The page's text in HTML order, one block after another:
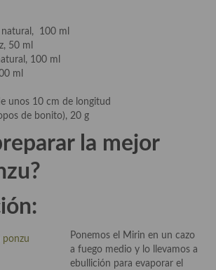
con harina, pizzas, quiches y demás
100 ml
50 ml
100 ml
ml
unos 10 cm de longitud
de bonito), 20 g
la mejor
Ponemos el Mirin en un cazo
a fuego medio y lo llevamos a
ebullición para evaporar el